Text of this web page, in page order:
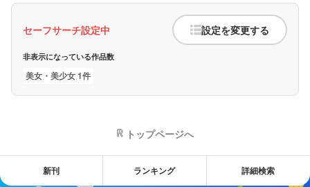
セーフサーチ設定中 設定を変更する
非表示になっている作品数
美女・美少女 1件
トップページへ
新刊 ランキング 詳細検索